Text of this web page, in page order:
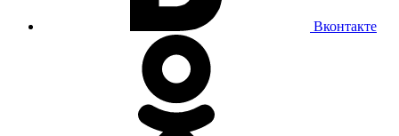
Вконтакте